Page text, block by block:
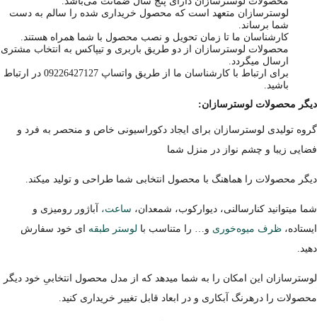
لوسترسازان متعهد است که محصول خریداری شده را سالم به دست
شما برساند.
کارشناسان ما تا زمان تحویل و نصب محصول با شما همراه هستند.
محصولات لوسترسازان از دو طریق باربری و تیپاکس به انتخاب مشتری
ارسال میگردد.
برای ارتباط با کارشناسان ما از طریق واتساپ 09226427127 در ارتباط
باشید.
دیگر محصولات لوسترسازان:
گروه تولیدی لوسترسازان برای ایجاد دکوراسیونی خاص و منحصر به فرد و
فضایی زیبا و چشم نواز در منزل شما
دیگر محصولات را هماهنگ با محصول انتخابی شما طراحی و تولید میکند.
شما میتوانید کنارسالنی، دیوارکوب، شمعدان، ساعت، آباژور رومیزی و
ایستاده، ظرف میوه‌خوری و… را متناسب با لوستر طبقه ای خود سفارش
دهید.
لوسترسازان این امکان را به شما میدهد که از مدل محصول انتخابیِ خود دیگر
محصولات را درهرنگ آبکاری و در ابعاد قابل تغییر خریداری کنید.